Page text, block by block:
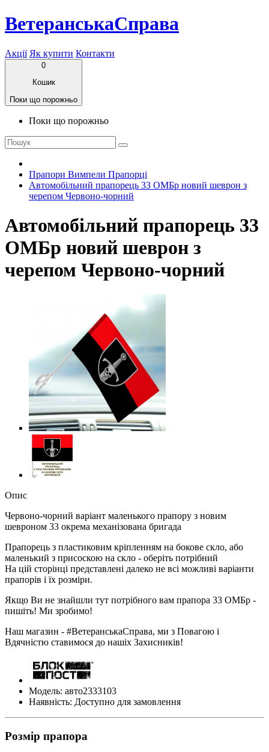
ВетеранськаСправа
Акції Як купити Контакти
0
Кошик
Поки що порожньо
Поки що порожньо
Прапори Вимпели Прапорці
Автомобільний прапорець 33 ОМБр новий шеврон з
черепом Червоно-чорний
Автомобільний прапорець 33
ОМБр новий шеврон з
черепом Червоно-чорний
Опис
Червоно-чорний варіант маленького прапору з новим
шевроном 33 окрема механізована бригада
Прапорець з пластиковим кріпленням на бокове скло, або
маленький з присоскою на скло - оберіть потрібний
На цій сторінці представлені далеко не всі можливі варіанти
прапорів і їх розміри.
Якщо Ви не знайшли тут потрібного вам прапора 33 ОМБр -
пишіть! Ми зробимо!
Наш магазин - #ВетеранськаСправа, ми з Повагою і
Вдячністю ставимося до нашіх Захисників!
Модель: авто2333103
Наявність: Доступно для замовлення
Розмір прапора